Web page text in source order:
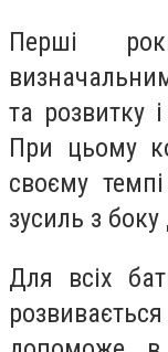
Перші
та розвитку
При цьому
своєму
зусиль з
Для всіх